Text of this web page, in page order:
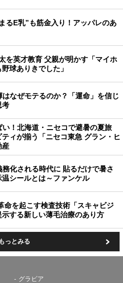
るE乳”も筋金入り！アッパレのあ
を英才教育 父親が明かす「マイホ
球ありきでした」
はなぜモテるのか？「運命」を信じ
考
！北海道・ニセコで避暑の夏旅
ィが揃う「ニセコ東急 グラン・ヒ
産
化される時代に 貼るだけで暑さ
シールとは～ファンケル
命を起こす検査技術「スキャビジ
示する新しい薄毛治療のあり方
もっとみる
グラビア